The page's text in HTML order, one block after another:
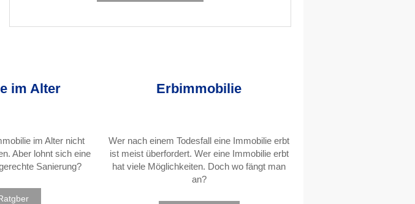
im Alter
im Alter nicht
Aber lohnt sich eine
Sanierung?
Erbimmobilie
Wer nach einem Todesfall eine Immobilie erbt
ist meist überfordert. Wer eine Immobilie erbt
hat viele Möglichkeiten. Doch wo fängt man
an?